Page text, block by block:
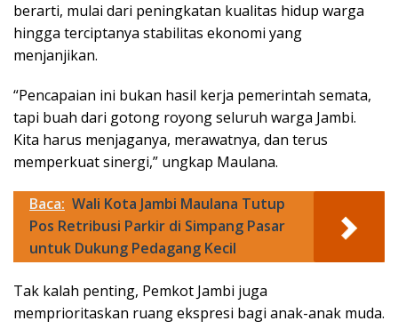
berarti, mulai dari peningkatan kualitas hidup warga
hingga terciptanya stabilitas ekonomi yang
menjanjikan.
“Pencapaian ini bukan hasil kerja pemerintah semata,
tapi buah dari gotong royong seluruh warga Jambi.
Kita harus menjaganya, merawatnya, dan terus
memperkuat sinergi,” ungkap Maulana.
Baca: Wali Kota Jambi Maulana Tutup
Pos Retribusi Parkir di Simpang Pasar
untuk Dukung Pedagang Kecil
Tak kalah penting, Pemkot Jambi juga
memprioritaskan ruang ekspresi bagi anak-anak muda.